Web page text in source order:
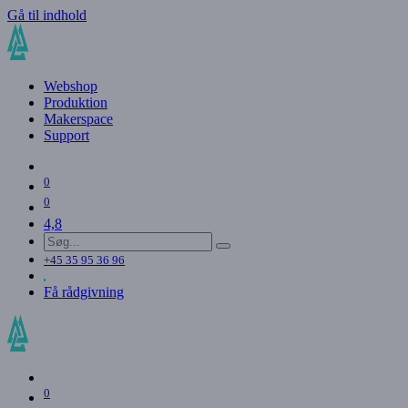
Gå til indhold
Webshop
Produktion
Makerspace
Support
0
0
4,8
+45 35 95 36 96
Få rådgivning
0